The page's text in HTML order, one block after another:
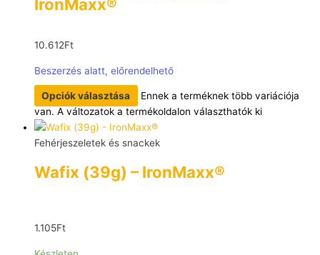
IronMaxx®
10.612Ft
Beszerzés alatt, előrendelhető
Opciók választása
Ennek a terméknek több variációja
van. A változatok a termékoldalon választhatók ki
Fehérjeszeletek és snackek
Wafix (39g) – IronMaxx®
1.105Ft